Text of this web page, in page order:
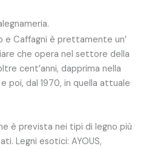
e Caffagni è prettamente un’
che opera nel settore della
cent’anni, dapprima nella
poi, dal 1970, in quella attuale
è prevista nei tipi di legno più
Legni esotici: AYOUS,